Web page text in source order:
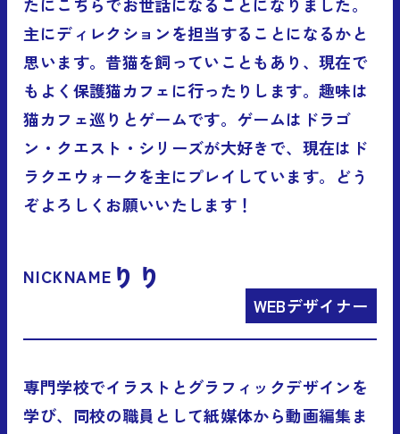
主にディレクションを担当することになるかと
思います。昔猫を飼っていこともあり、現在で
もよく保護猫カフェに行ったりします。趣味は
猫カフェ巡りとゲームです。ゲームはドラゴ
ン・クエスト・シリーズが大好きで、現在はド
ラクエウォークを主にプレイしています。どう
ぞよろしくお願いいたします！
NICKNAME りり
WEBデザイナー
専門学校でイラストとグラフィックデザインを
学び、同校の職員として紙媒体から動画編集ま